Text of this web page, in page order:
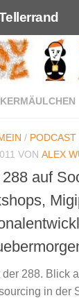
/ PODCAST
VON ALEX
auf
der 288. Blick
in der